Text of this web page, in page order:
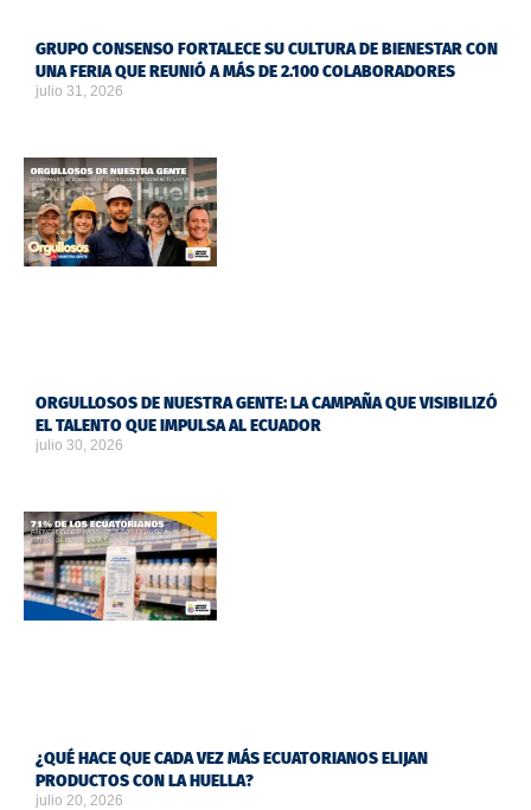
GRUPO CONSENSO FORTALECE SU CULTURA DE BIENESTAR CON
UNA FERIA QUE REUNIÓ A MÁS DE 2.100 COLABORADORES
julio 31, 2026
ORGULLOSOS DE NUESTRA GENTE: LA CAMPAÑA QUE VISIBILIZÓ
EL TALENTO QUE IMPULSA AL ECUADOR
julio 30, 2026
¿QUÉ HACE QUE CADA VEZ MÁS ECUATORIANOS ELIJAN
PRODUCTOS CON LA HUELLA?
julio 20, 2026